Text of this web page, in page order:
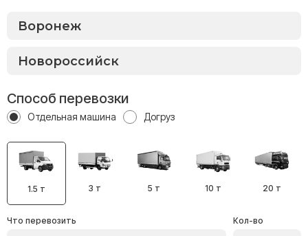
Способ перевозки
Отдельная машина Догруз
1.5 т 3 т 5 т 10 т 20 т
Что перевозить Кол-во